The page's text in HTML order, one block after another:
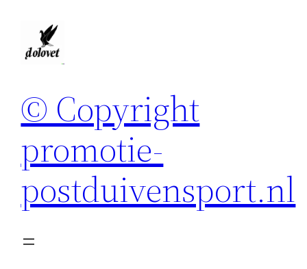
© Copyright
promotie-
postduivensport.nl